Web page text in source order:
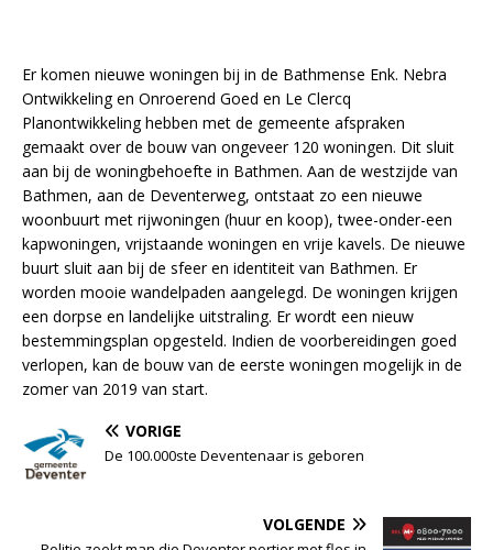
Er komen nieuwe woningen bij in de Bathmense Enk. Nebra
Ontwikkeling en Onroerend Goed en Le Clercq
Planontwikkeling hebben met de gemeente afspraken
gemaakt over de bouw van ongeveer 120 woningen. Dit sluit
aan bij de woningbehoefte in Bathmen. Aan de westzijde van
Bathmen, aan de Deventerweg, ontstaat zo een nieuwe
woonbuurt met rijwoningen (huur en koop), twee-onder-een
kapwoningen, vrijstaande woningen en vrije kavels. De nieuwe
buurt sluit aan bij de sfeer en identiteit van Bathmen. Er
worden mooie wandelpaden aangelegd. De woningen krijgen
een dorpse en landelijke uitstraling. Er wordt een nieuw
bestemmingsplan opgesteld. Indien de voorbereidingen goed
verlopen, kan de bouw van de eerste woningen mogelijk in de
zomer van 2019 van start.
VORIGE
De 100.000ste Deventenaar is geboren
VOLGENDE